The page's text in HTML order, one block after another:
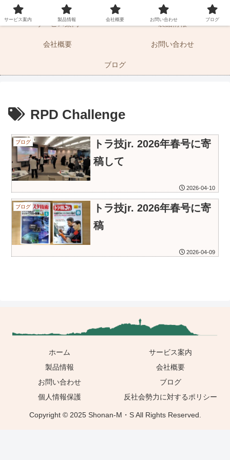
マーケティングサポートとドキュメントの湘南エムエス
サービス案内 製品情報
会社概要 お問い合わせ
ブログ
RPD Challenge
ブログ
トラ技jr. 2026年春号に寄
稿して
2026-04-10
ブログ
トラ技jr. 2026年春号に寄
稿
2026-04-09
ホーム
サービス案内
製品情報
会社概要
お問い合わせ
ブログ
個人情報保護
反社会勢力に対するポリシー
Copyright © 2025 Shonan-M・S All Rights Reserved.
サービス案内 製品情報 会社概要 お問い合わせ ブログ